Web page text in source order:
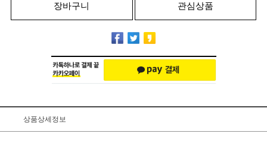
장바구니 관심상품
상품상세정보